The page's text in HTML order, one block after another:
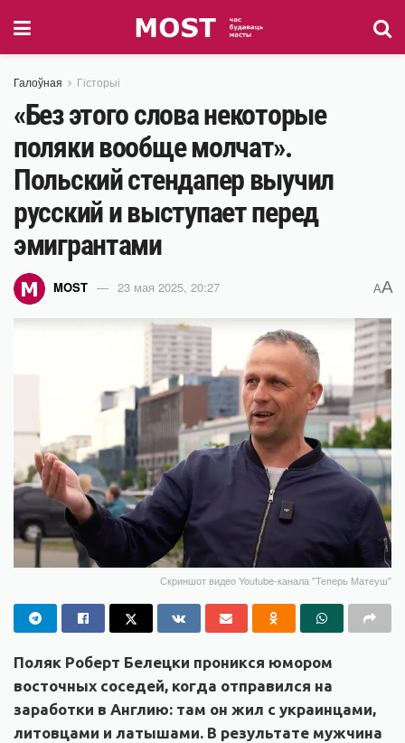
Галоўная Гісторыі
«Без этого слова некоторые
поляки вообще молчат».
Польский стендапер выучил
русский и выступает перед
эмигрантами
MOST 23 мая 2025, 20:27 AA
Скриншот видео Youtube-канала "Теперь Матеуш"
Поляк Роберт Белецки проникся юмором
восточных соседей, когда отправился на
заработки в Англию: там он жил с украинцами,
литовцами и латышами. В результате мужчина